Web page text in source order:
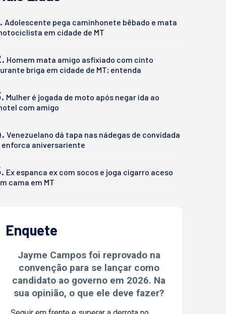
Adolescente pega caminhonete bêbado e mata
em cidade de MT
Homem mata amigo asfixiado com cinto
briga em cidade de MT; entenda
Mulher é jogada de moto após negar ida ao
com amigo
Venezuelano dá tapa nas nádegas de convidada
enforca aniversariente
Ex espanca ex com socos e joga cigarro aceso
cama em MT
Enquete
Jayme Campos foi reprovado na
convenção para se lançar como
candidato ao governo em 2026. Na
sua opinião, o que ele deve fazer?